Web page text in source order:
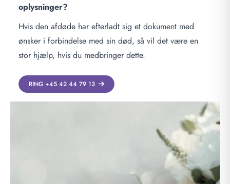
oplysninger?
Hvis den afdøde har efterladt sig et dokument med
ønsker i forbindelse med sin død, så vil det være en
stor hjælp, hvis du medbringer dette.
RING +45 42 44 79 13